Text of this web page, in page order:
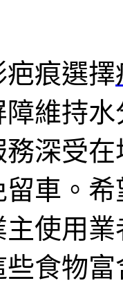
痕選擇
維持水
深受
車。
使用
些食物